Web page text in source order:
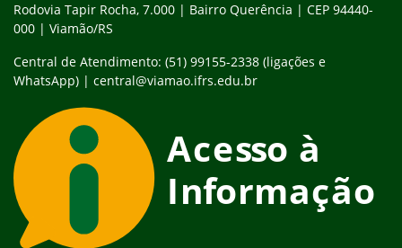
Rodovia Tapir Rocha, 7.000 | Bairro Querência | CEP 94440-
000 | Viamão/RS
Central de Atendimento: (51) 99155-2338 (ligações e
WhatsApp) | central@viamao.ifrs.edu.br